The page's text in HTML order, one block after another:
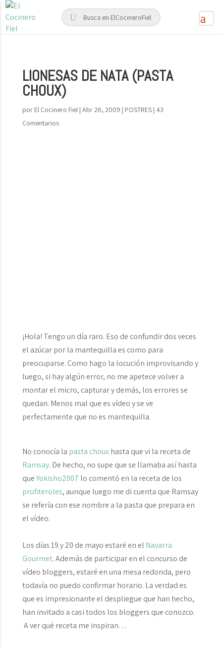
LIONESAS DE NATA (PASTA
CHOUX)
por El Cocinero Fiel| Abr 26, 2009 | POSTRES| 43
Comentarios
¡Hola! Tengo un día raro. Eso de confundir dos veces
el azúcar por la mantequilla es como para
preocuparse. Como hago la locución improvisando y
luego, si hay algún error, no me apetece volver a
montar el micro, capturar y demás, los errores se
quedan. Menos mal que es vídeo y se ve
perfectamente que no es mantequilla.
No conocía la pasta chouxhasta que vi la receta de
Ramsay. De hecho, no supe que se llamaba así hasta
queYokisho2007 lo comentó en la receta de los
profiteroles, aunque luego me di cuenta que Ramsay
se refería con ese nombre a la pasta que prepara en
el vídeo.
Los días 19 y 20 de mayo estaré en el Navarra
Gourmet. Además de participar en el concurso de
vídeo bloggers, estaré en una mesa redonda, pero
todavía no puedo confirmar horario. La verdad es
que es impresionante el despliegue que han hecho,
han invitado a casi todos los bloggers que conozco.
A ver qué receta me inspiran…